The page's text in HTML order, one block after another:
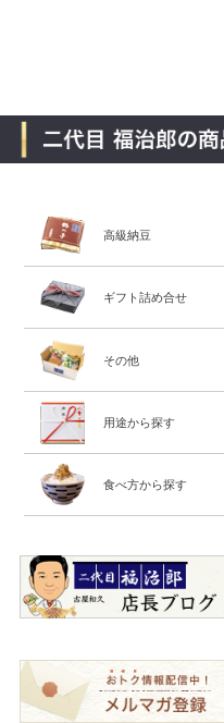
高級納豆
ギフト詰め合せ
その他
用途から探す
食べ方から探す